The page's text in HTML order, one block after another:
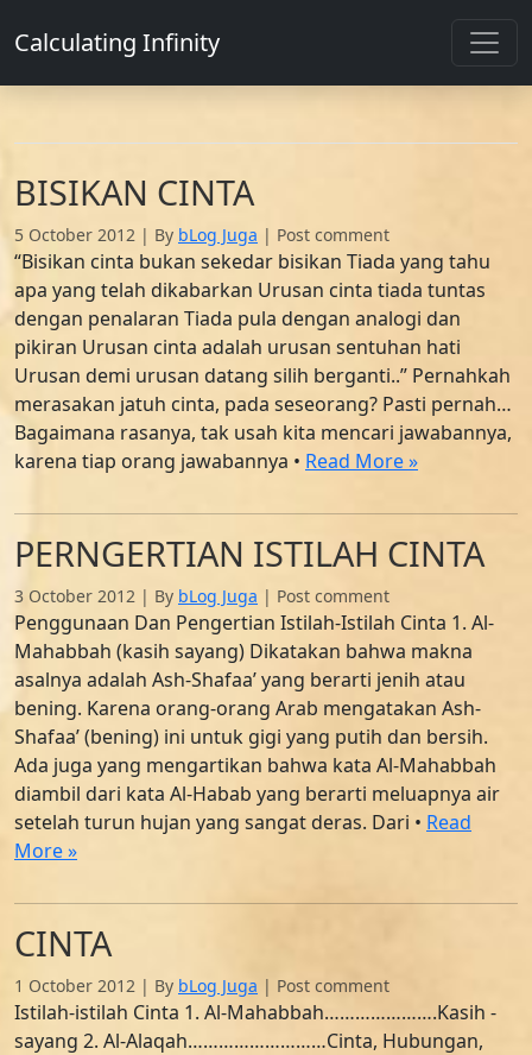
Calculating Infinity
BISIKAN CINTA
5 October 2012 | By bLog Juga | Post comment
“Bisikan cinta bukan sekedar bisikan Tiada yang tahu
apa yang telah dikabarkan Urusan cinta tiada tuntas
dengan penalaran Tiada pula dengan analogi dan
pikiran Urusan cinta adalah urusan sentuhan hati
Urusan demi urusan datang silih berganti..” Pernahkah
merasakan jatuh cinta, pada seseorang? Pasti pernah…
Bagaimana rasanya, tak usah kita mencari jawabannya,
karena tiap orang jawabannya • Read More »
PERNGERTIAN ISTILAH CINTA
3 October 2012 | By bLog Juga | Post comment
Penggunaan Dan Pengertian Istilah-Istilah Cinta 1. Al-
Mahabbah (kasih sayang) Dikatakan bahwa makna
asalnya adalah Ash-Shafaa’ yang berarti jenih atau
bening. Karena orang-orang Arab mengatakan Ash-
Shafaa’ (bening) ini untuk gigi yang putih dan bersih.
Ada juga yang mengartikan bahwa kata Al-Mahabbah
diambil dari kata Al-Habab yang berarti meluapnya air
setelah turun hujan yang sangat deras. Dari • Read
More »
CINTA
1 October 2012 | By bLog Juga | Post comment
Istilah-istilah Cinta 1. Al-Mahabbah………………….Kasih -
sayang 2. Al-Alaqah………………………Cinta, Hubungan,